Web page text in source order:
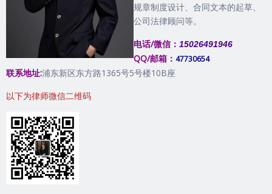
规章制度设计、合同文本的起草、
公司法律顾问等。
电话/微信： 15026491946
QQ/邮箱： 47730654
联系地址:浦东新区东方路1365号5号楼10B座
以下为律师微信二维码